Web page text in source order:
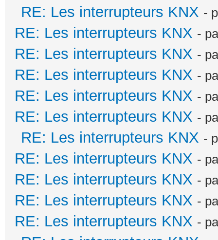
RE: Les interrupteurs KNX -
RE: Les interrupteurs KNX -
RE: Les interrupteurs KNX -
RE: Les interrupteurs KNX -
RE: Les interrupteurs KNX -
RE: Les interrupteurs KNX -
RE: Les interrupteurs KNX -
RE: Les interrupteurs KNX -
RE: Les interrupteurs KNX -
RE: Les interrupteurs KNX -
RE: Les interrupteurs KNX -